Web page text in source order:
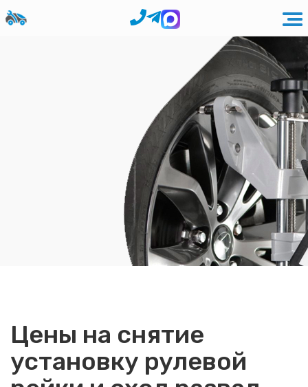
Цены на снятие
установку рулевой